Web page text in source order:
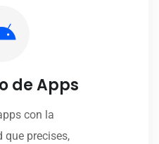
de Apps
con la
precises,